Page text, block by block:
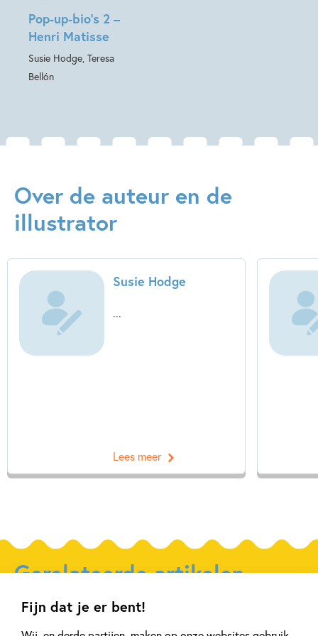
Fijn dat je er bent!
Teresa Bellón
Pop-up-bio’s 2 –
Henri Matisse
Susie Hodge, Teresa
Bellón
Over de auteur en de
illustrator
Susie Hodge
...
Lees meer
Gerelateerde artikelen
Tiplijst Achtergrond